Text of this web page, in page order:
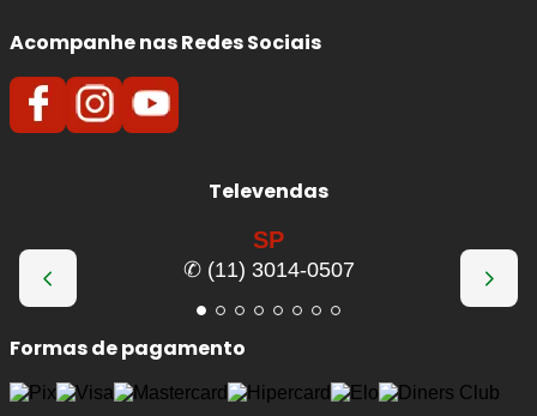
Acompanhe nas Redes Sociais
Televendas
SP
✆ (11) 3014-0507
Formas de pagamento